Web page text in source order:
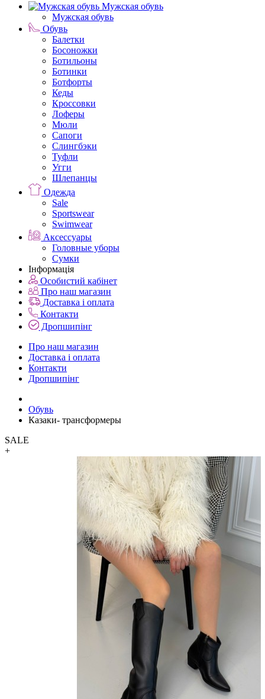
Мужская обувь
Мужская обувь
Обувь
Балетки
Босоножки
Ботильоны
Ботинки
Ботфорты
Кеды
Кроссовки
Лоферы
Мюли
Сапоги
Слингбэки
Туфли
Угги
Шлепанцы
Одежда
Sale
Sportswear
Swimwear
Аксессуары
Головные уборы
Сумки
Інформація
Особистий кабінет
Про наш магазин
Доставка і оплата
Контакти
Дропшипінг
Про наш магазин
Доставка і оплата
Контакти
Дропшипінг
Обувь
Казаки- трансформеры
SALE
+